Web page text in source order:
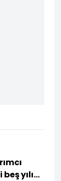
yılın